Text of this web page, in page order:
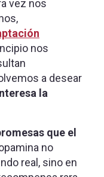
vez nos
nos
a desear
la
que el
no
real, sino en